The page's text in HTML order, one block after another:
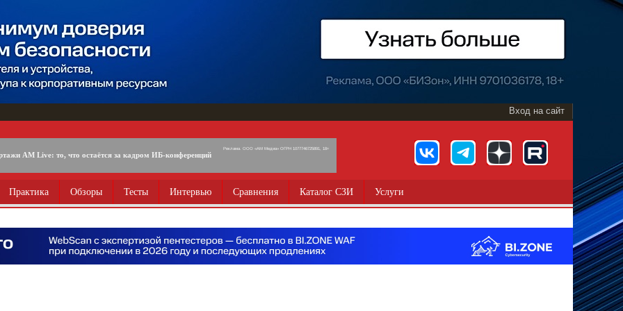
Вход на сайт
AM Live: то, что остаётся за кадром ИБ-конференций
Реклама. ООО «АМ Медиа» ОГРН 1077746725891, 18+
Практика Обзоры Тесты Интервью Сравнения Каталог СЗИ Услуги